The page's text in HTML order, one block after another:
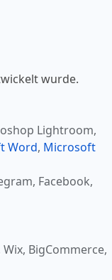
wurde.
Lightroom,
Word, Microsoft
Facebook,
BigCommerce,